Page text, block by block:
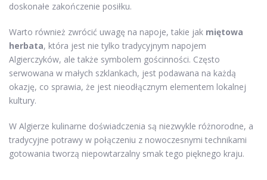
doskonałe zakończenie posiłku.
Warto również zwrócić uwagę na napoje, takie jak miętowa
herbata, która jest nie tylko tradycyjnym napojem
Algierczyków, ale także symbolem gościnności. Często
serwowana w małych szklankach, jest podawana na każdą
okazję, co sprawia, że jest nieodłącznym elementem lokalnej
kultury.
W Algierze kulinarne doświadczenia są niezwykle różnorodne, a
tradycyjne potrawy w połączeniu z nowoczesnymi technikami
gotowania tworzą niepowtarzalny smak tego pięknego kraju.